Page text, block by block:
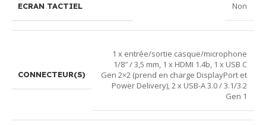
ECRAN TACTIEL Non
CONNECTEUR(S)
1 x entrée/sortie casque/microphone
1/8″ / 3,5 mm, 1 x HDMI 1.4b, 1 x USB C
Gen 2×2 (prend en charge DisplayPort et
Power Delivery),2 x USB-A 3.0 / 3.1/3.2
Gen 1